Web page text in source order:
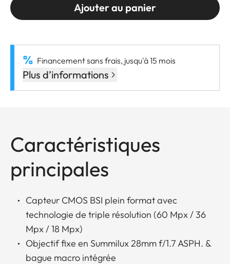
Ajouter au panier
Financement sans frais, jusqu'à 15 mois
Plus d’informations
Caractéristiques
principales
Capteur CMOS BSI plein format avec
technologie de triple résolution (60 Mpx / 36
Mpx / 18 Mpx)
Objectif fixe en Summilux 28mm f/1.7 ASPH. &
bague macro intégrée